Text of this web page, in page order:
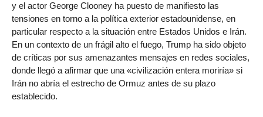
y el actor George Clooney ha puesto de manifiesto las
tensiones en torno a la política exterior estadounidense, en
particular respecto a la situación entre Estados Unidos e Irán.
En un contexto de un frágil alto el fuego, Trump ha sido objeto
de críticas por sus amenazantes mensajes en redes sociales,
donde llegó a afirmar que una «civilización entera moriría» si
Irán no abría el estrecho de Ormuz antes de su plazo
establecido.